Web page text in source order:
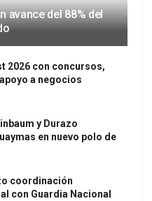
avance del 88% del
2026 con concursos,
a negocios
y Durazo
en nuevo polo de
coordinación
con Guardia Nacional